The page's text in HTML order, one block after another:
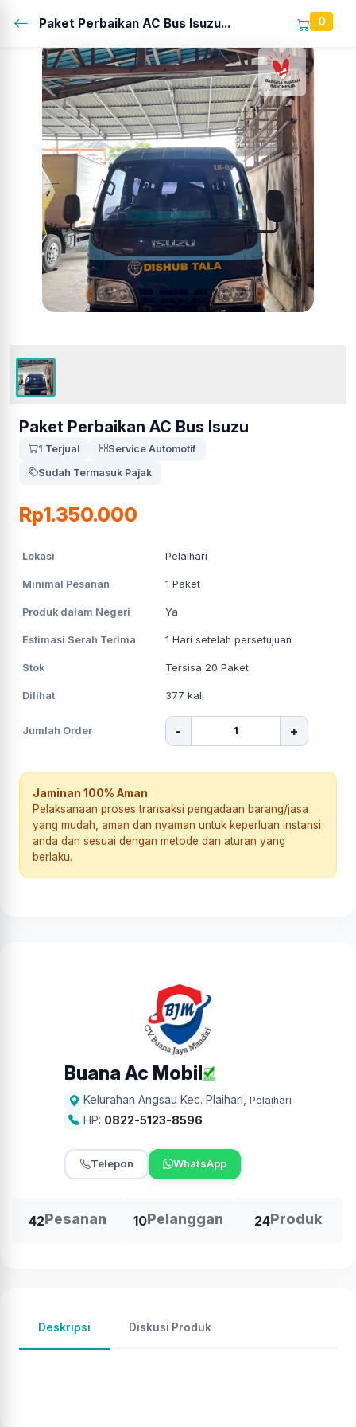
Paket Perbaikan AC Bus Isuzu... 0
Paket Perbaikan AC Bus Isuzu
1 Terjual
Service Automotif
Sudah Termasuk Pajak
Rp1.350.000
Lokasi Pelaihari
Minimal Pesanan 1 Paket
Produk dalam Negeri Ya
Estimasi Serah Terima 1 Hari setelah persetujuan
Stok Tersisa 20 Paket
Dilihat 377 kali
Jumlah Order - +
Jaminan 100% Aman
Pelaksanaan proses transaksi pengadaan barang/jasa
yang mudah, aman dan nyaman untuk keperluan instansi
anda dan sesuai dengan metode dan aturan yang
berlaku.
Buana Ac Mobil
Kelurahan Angsau Kec. Plaihari Pelaihari
HP: 0822-5123-8596
Telepon WhatsApp
42Pesanan 10Pelanggan 24Produk
Deskripsi Diskusi Produk